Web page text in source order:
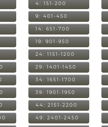
4: 151-200
9: 401-450
14: 651-700
19: 901-950
24: 1151-1200
29: 1401-1450
34: 1651-1700
39: 1901-1950
44: 2151-2200
49: 2401-2450